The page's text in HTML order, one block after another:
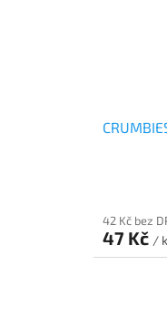
42 Kč bez
47 Kč /